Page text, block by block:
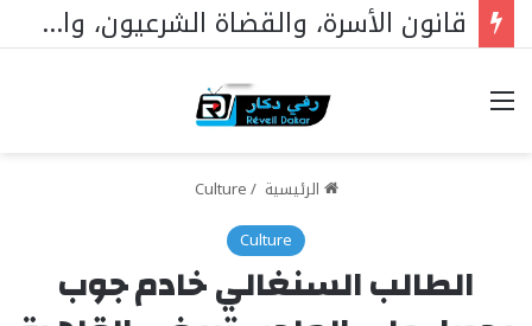
قانون الأسرة، والقضاة الشرعيون، والمساواة أمام القانون: دار الاستقامة تخاطب وزير العدل
خيارات
الرئيسية /
Culture
Culture
الطالب السنغالي خادم جوب